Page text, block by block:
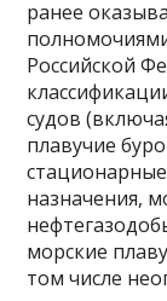
ранее
Российской
судов
плавучие
назначения,
морские
том числе